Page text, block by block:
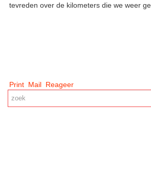
tevreden over de kilometers die we weer
Print Mail Reageer